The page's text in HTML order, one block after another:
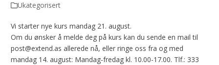
Ukategorisert
Vi starter nye kurs mandag 21. august.
Om du ønsker å melde deg på kurs kan du sende en mail til
post@extend.as allerede nå, eller ringe oss fra og med
mandag 14. august: Mandag-fredag kl. 10.00-17.00. Tlf.: 333